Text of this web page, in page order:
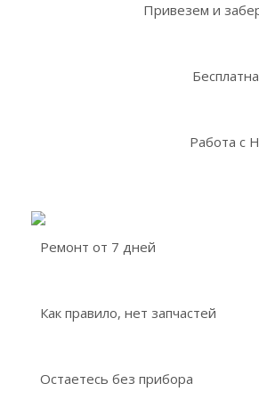
Привезем и
Работа с
Ремонт от 7 дней
Как правило, нет запчастей
Остаетесь без прибора